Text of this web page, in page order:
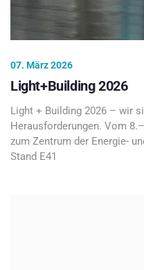
07. März 2026
Light+Building 2026
Light + Building 2026 – wir
Herausforderungen. Vom
zum Zentrum der Energie-
Stand E41